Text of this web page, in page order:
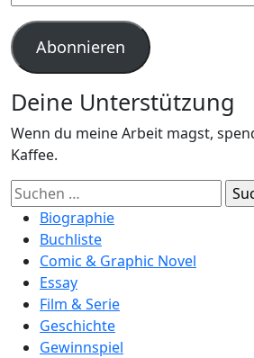
Mail-
Adresse
Abonnieren
Deine Unterstützung
Wenn du meine Arbeit magst,
Kaffee.
Suchen
nach:Biographie
Buchliste
Comic & Graphic Novel
Essay
Film & Serie
Geschichte
Gewinnspiel